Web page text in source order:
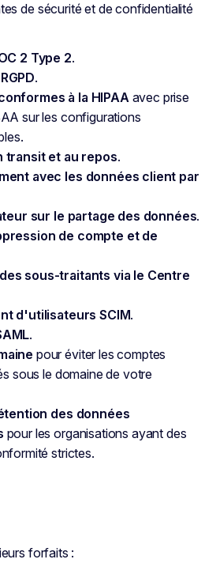
de sécurité et de confidentialité
2 Type 2.
.
à la HIPAAavec prise
sur les configurations
transit et au repos.
avec les données client par
sur le partage des données.
de compte et de
sous-traitants via le Centre
d'utilisateurs SCIM.
.
pour éviter les comptes
sous le domaine de votre
des données
pour les organisations ayant des
strictes.
forfaits :